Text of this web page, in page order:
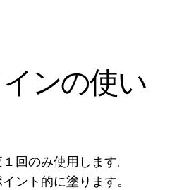
インの使い
回のみ使用します。
ント的に塗ります。